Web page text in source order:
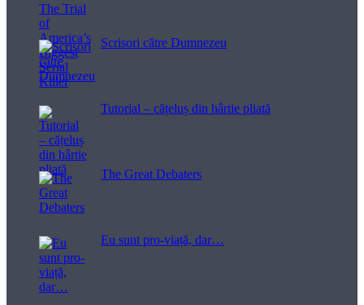
Scrisori către Dumnezeu
Tutorial – cățeluș din hârtie pliată
The Great Debaters
Eu sunt pro-viață, dar…